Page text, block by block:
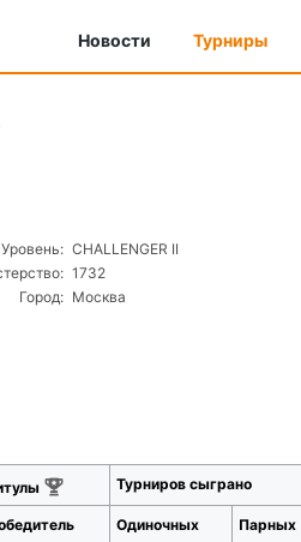
Новости Турниры
Уровень: CHALLENGER II
1732
Город: Москва
Турниров сыграно
Одиночных Парных